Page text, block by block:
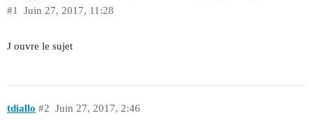
Juin 27, 2017, 11:28
#1
J ouvre le sujet
tdiallo Juin 27, 2017, 2:46
#2